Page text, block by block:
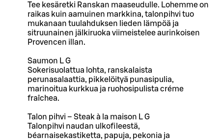
Tee kesäretki Ranskan maaseudulle. Lohemme on
raikas kuin aamuinen markkina, talonpihvi tuo
mukanaan tuulahduksen lieden lämpöä ja
sitruunainen jälkiruoka viimeistelee aurinkoisen
Provencen illan.
Saumon L G
Sokerisuolattua lohta, ranskalaista
perunasalaattia, pikkelöityä punasipulia,
marinoitua kurkkua ja ruohosipulista créme
fraîchea.
Talon pihvi – Steak à la maison L G
Talonpihvi naudan ulkofileestä,
béarnaisekastiketta, papuja, pekonia ja